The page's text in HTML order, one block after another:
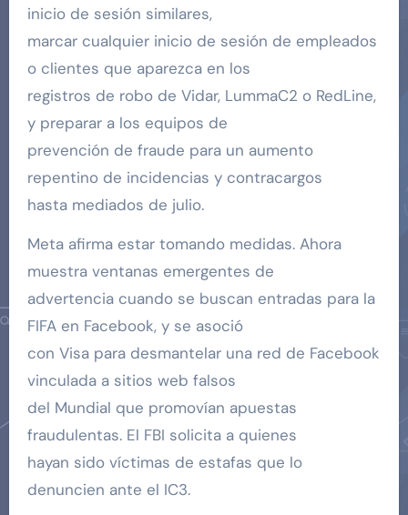
inicio de sesión similares,
marcar cualquier inicio de sesión de empleados
o clientes que aparezca en los
registros de robo de Vidar, LummaC2 o RedLine,
y preparar a los equipos de
prevención de fraude para un aumento
repentino de incidencias y contracargos
hasta mediados de julio.
Meta afirma estar tomando medidas. Ahora
muestra ventanas emergentes de
advertencia cuando se buscan entradas para la
FIFA en Facebook, y se asoció
con Visa para desmantelar una red de Facebook
vinculada a sitios web falsos
del Mundial que promovían apuestas
fraudulentas. El FBI solicita a quienes
hayan sido víctimas de estafas que lo
denuncien ante el IC3.